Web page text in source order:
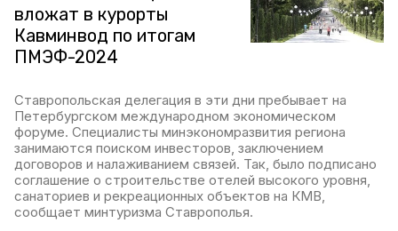
вложат в курорты
Кавминвод по итогам
ПМЭФ-2024
Ставропольская делегация в эти дни пребывает на
Петербургском международном экономическом
форуме. Специалисты минэкономразвития региона
занимаются поиском инвесторов, заключением
договоров и налаживанием связей. Так, было подписано
соглашение о строительстве отелей высокого уровня,
санаториев и рекреационных объектов на КМВ,
сообщает минтуризма Ставрополья.